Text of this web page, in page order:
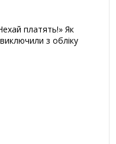
платять!» Як
з обліку